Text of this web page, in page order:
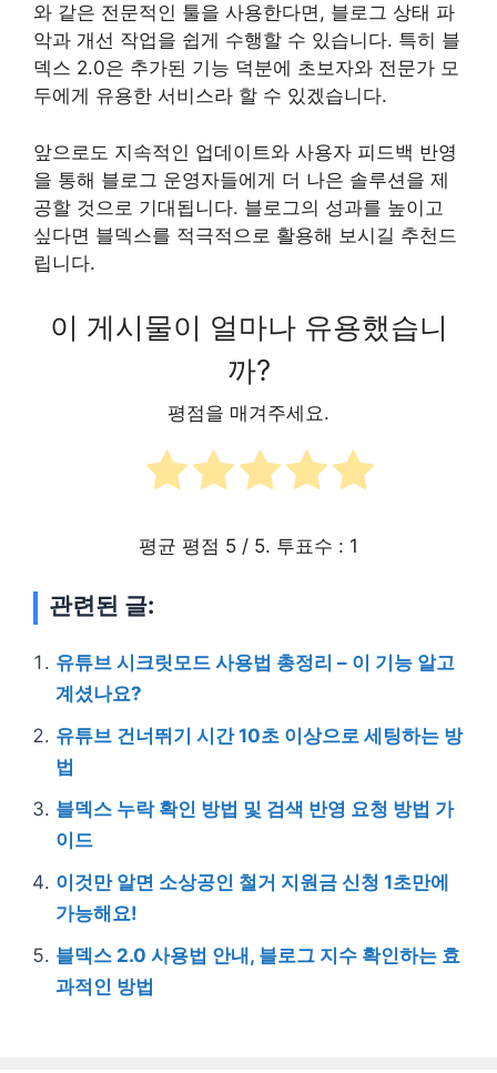
와 같은 전문적인 툴을 사용한다면, 블로그 상태 파
악과 개선 작업을 쉽게 수행할 수 있습니다. 특히 블
덱스 2.0은 추가된 기능 덕분에 초보자와 전문가 모
두에게 유용한 서비스라 할 수 있겠습니다.
앞으로도 지속적인 업데이트와 사용자 피드백 반영
을 통해 블로그 운영자들에게 더 나은 솔루션을 제
공할 것으로 기대됩니다. 블로그의 성과를 높이고
싶다면 블덱스를 적극적으로 활용해 보시길 추천드
립니다.
이 게시물이 얼마나 유용했습니
까?
평점을 매겨주세요.
평균 평점 5 / 5. 투표수 : 1
관련된 글:
유튜브 시크릿모드 사용법 총정리 – 이 기능 알고
계셨나요?
유튜브 건너뛰기 시간 10초 이상으로 세팅하는 방
법
블덱스 누락 확인 방법 및 검색 반영 요청 방법 가
이드
이것만 알면 소상공인 철거 지원금 신청 1초만에
가능해요!
블덱스 2.0 사용법 안내, 블로그 지수 확인하는 효
과적인 방법